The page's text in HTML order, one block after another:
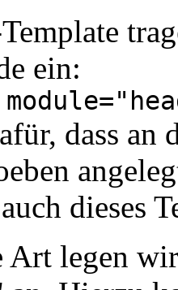
ein:
dass
dieses
Art legen